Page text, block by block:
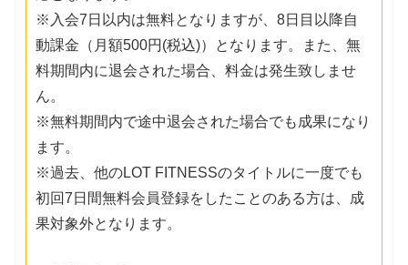
※入会7日以内は無料となりますが、8日目以降自
動課金（月額500円(税込)）となります。また、無
料期間内に退会された場合、料金は発生致しませ
ん。
※無料期間内で途中退会された場合でも成果になり
ます。
※過去、他のLOT FITNESSのタイトルに一度でも
初回7日間無料会員登録をしたことのある方は、成
果対象外となります。